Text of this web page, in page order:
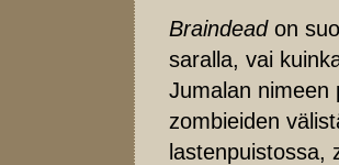
Braindead on
saralla, vai
Jumalan nimeen
zombieiden
lastenpuistossa,